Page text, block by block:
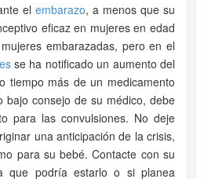
elembarazo, a menos que su
eficaz en mujeres en edad
embarazadas, pero en el
se ha notificado un aumento del
tiempo más de un medicamento
consejo de su médico, debe
para las convulsiones. No deje
una anticipación de la crisis,
para su bebé. Contacte con su
que podría estarlo o si planea